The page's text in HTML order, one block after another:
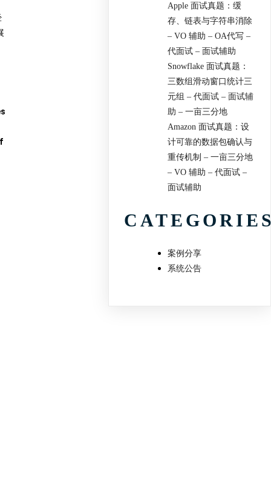
Apple 面试真题：缓
存、链表与字符串消除
– VO 辅助 – OA代写 –
代面试 – 面试辅助
Snowflake 面试真题：
三数组滑动窗口统计三
元组 – 代面试 – 面试辅
助 – 一亩三分地
Amazon 面试真题：设
计可靠的数据包确认与
重传机制 – 一亩三分地
– VO 辅助 – 代面试 –
面试辅助
案例分享
系统公告